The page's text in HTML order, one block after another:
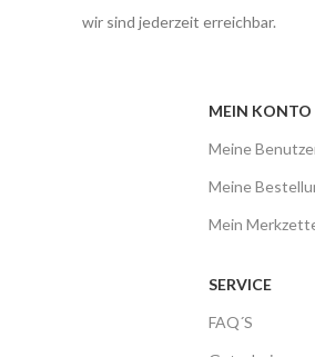
wir sind jederzeit erreichbar.
MEIN KONTO
Meine
Meine
Mein
SERVICE
FAQ´S